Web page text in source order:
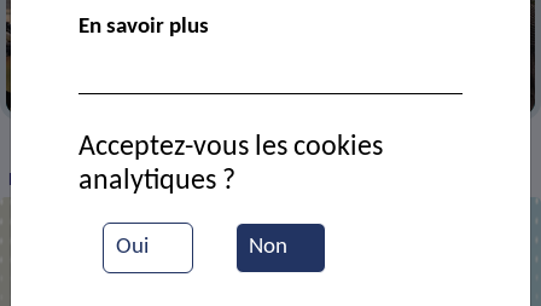
> VIE MUNICIPALE > Ressources documentaires
Inauguration de la salle G Brassens
En savoir plus
Oui Non
Acceptez-vous les cookies
analytiques ?